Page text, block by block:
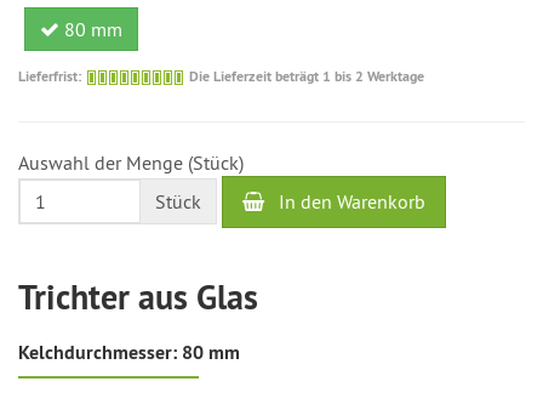
80 mm
Lieferfrist:
Die
bis
2
Werktage
Die Lieferzeit beträgt 1 bis 2 Werktage
Auswahl der Menge (Stück)
Stück
In den Warenkorb
Trichter aus Glas
Kelchdurchmesser: 80 mm